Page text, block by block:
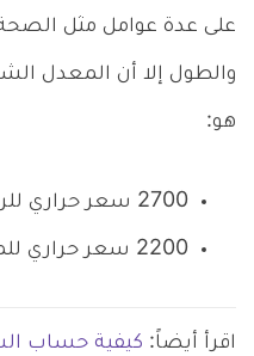
على عدة عوامل مثل
والطول إلا أن المعدل
هو:
2700 سعر حراري للرجل.
2200 سعر حراري للمرأة.
اقرأ أيضاً: كيفية حساب